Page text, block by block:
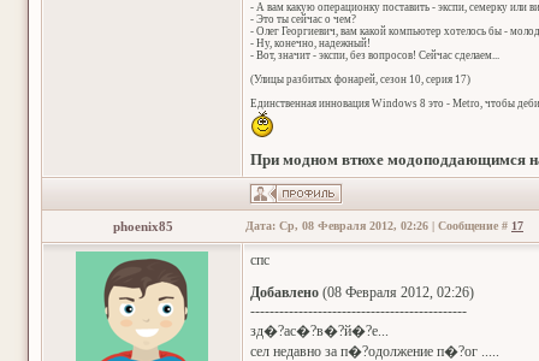
- А вам какую операционку поставить - экспи, семерку или
- Это ты сейчас о чем?
- Олег Георгиевич, вам какой компьютер хотелось бы -
- Ну, конечно, надежный!
- Вот, значит - экспи, без вопросов! Сейчас сделаем...
(Улицы разбитых фонарей, сезон 10, серия 17)
Единственная инновация Windows 8 это - Metro, чтобы
При модном втюхе модоподдающимся
phoenix85 Дата: Ср, 08 Февраля 2012, 02:26 | Сообщение # 17
спс
Добавлено (08 Февраля 2012, 02:26)
---------------------------------------------
зд�?ас�?в�?й�?е...
сел недавно за п�?одолжение п�?ог .....